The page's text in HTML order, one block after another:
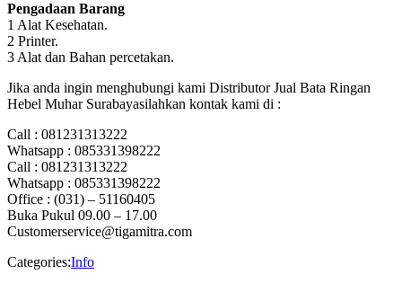
Pengadaan Barang
1 Alat Kesehatan.
2 Printer.
3 Alat dan Bahan percetakan.
Jika anda ingin menghubungi kami Distributor Jual Bata Ringan
Hebel Muhar Surabayasilahkan kontak kami di :
Call : 081231313222
Whatsapp : 085331398222
Call : 081231313222
Whatsapp : 085331398222
Office : (031) – 51160405
Buka Pukul 09.00 – 17.00
Customerservice@tigamitra.com
Categories:Info